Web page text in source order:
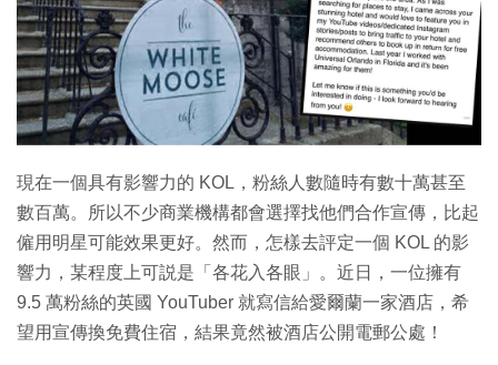
特集
現在一個具有影響力的 KOL，粉絲人數隨時有數十萬甚至
數百萬。所以不少商業機構都會選擇找他們合作宣傳，比起
僱用明星可能效果更好。然而，怎樣去評定一個 KOL 的影
響力，某程度上可説是「各花入各眼」。近日，一位擁有
9.5 萬粉絲的英國 YouTuber 就寫信給愛爾蘭一家酒店，希
望用宣傳換免費住宿，結果竟然被酒店公開電郵公處！